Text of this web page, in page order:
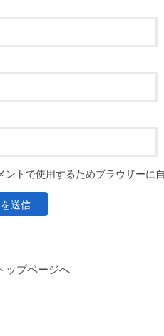
ントで使用するためブラウザーに
トップページへ